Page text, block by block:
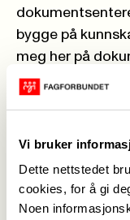
Vi bruker
Dette nettstedet
cookies, for å gi
Noen
bygge på
meg her på
Her ser du
-/p1
Her ser du
https://